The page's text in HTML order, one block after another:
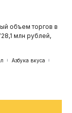
объем торгов в
млн рублей,
Азбука вкуса